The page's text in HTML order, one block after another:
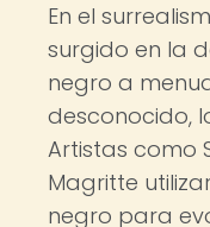
En el
surgido en la
negro a
desconocido,
Artistas como
Magritte
negro para